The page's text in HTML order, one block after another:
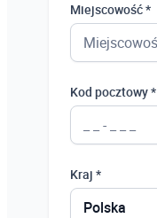
Miejscowość *
Kod pocztowy *
Kraj *
Polska